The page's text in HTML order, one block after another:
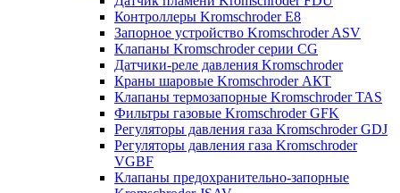
Контроллеры Kromschroder E8
Запорное устройство Kromschroder ASV
Клапаны Kromschroder серии CG
Датчики-реле давления Kromschroder
Краны шаровые Kromschroder АКТ
Клапаны термозапорные Kromschroder TAS
Фильтры газовые Kromschroder GFK
Регуляторы давления газа Kromschroder GDJ
Регуляторы давления газа Kromschroder
VGBF
Клапаны предохранительно-запорные